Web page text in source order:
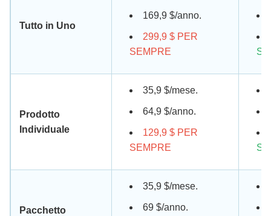
Tutto in Uno
169,9 $/anno.
299,9 $ PER
SEMPRE
Prodotto
Individuale
35,9 $/mese.
64,9 $/anno.
129,9 $ PER
SEMPRE
Pacchetto
35,9 $/mese.
69 $/anno.